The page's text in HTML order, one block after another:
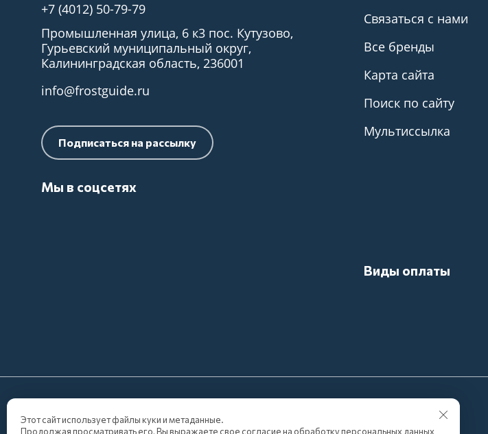
+7 (4012) 50-79-79
Промышленная улица, 6 к3 пос. Кутузово,
Гурьевский муниципальный округ,
Калининградская область, 236001
info@frostguide.ru
Подписаться на рассылку
Мы в соцсетях
Связаться с нами
Все бренды
Карта сайта
Поиск по сайту
Мультиссылка
Виды оплаты
ознакомительный характер и ни при каких обстоятельствах не является
Этот сайт использует файлы куки и метаданные.
Продолжая просматривать его, Вы выражаете свое согласие на обработку персональных данных